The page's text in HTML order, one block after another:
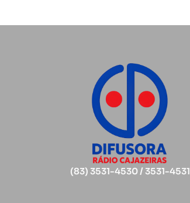
(83) 3531-4530 / 3531-4531